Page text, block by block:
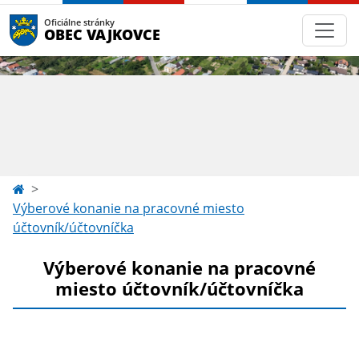
Oficiálne stránky
OBEC VAJKOVCE
Výberové konanie na pracovné miesto
účtovník/účtovníčka
Výberové konanie na pracovné
miesto účtovník/účtovníčka